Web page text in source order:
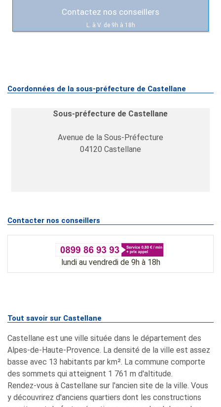
Contactez nos conseillers
L. à V. de 9h à 18h
Coordonnées de la sous-préfecture de Castellane
Sous-préfecture de Castellane
Avenue de la Sous-Préfecture
04120 Castellane
Contacter nos conseillers
lundi au vendredi de 9h à 18h
Tout savoir sur Castellane
Castellane est une ville située dans le département des
Alpes-de-Haute-Provence. La densité de la ville est assez
basse avec 13 habitants par km². La commune comporte
des sommets qui atteignent 1 761 m d'altitude.
Rendez-vous à Castellane sur l'ancien site de la ville. Vous
y découvrirez d'anciens quartiers dont les constructions